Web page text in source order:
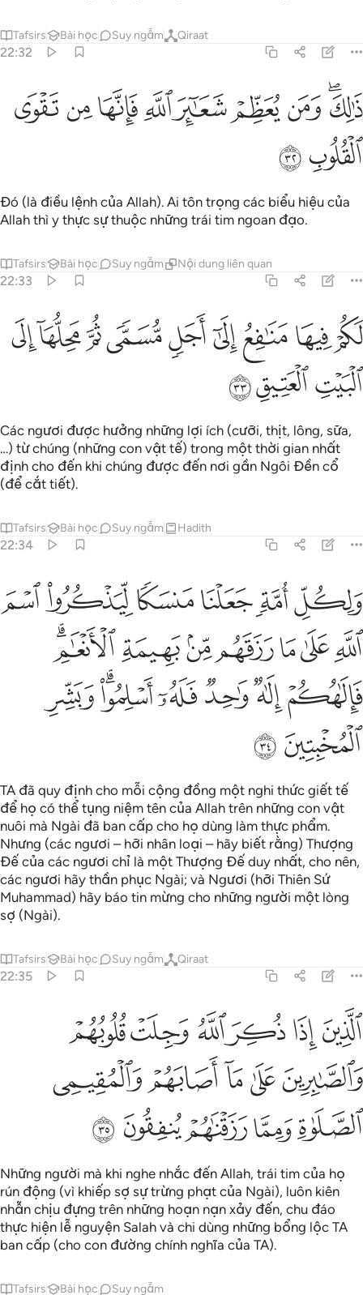
Tafsirs Bài học Suy ngẫm Qiraat
22:32
ذالك ومن يعظم شعاير الله فانها من تقوى القلوب ٣٢
ذَٰلِكَ وَمَن يُعَظِّمْ شَعَـٰٓئِرَ ٱللَّهِ فَإِنَّهَا مِن تَقْوَى ٱلْقُلُوبِ ٣٢
ﱘﱙﱚﱛﱜﱝﱞﱟﱠ
ﱡﱢ
Đó (là điều lệnh của Allah). Ai tôn trọng các biểu hiệu của
Allah thì y thực sự thuộc những trái tim ngoan đạo.
Tafsirs Bài học Suy ngẫm Nội dung liên quan
22:33
لكم فيها منافع الى اجل مسمى ثم محلها الى البيت العتيق ٣٣
لَكُمْ فِيهَا مَنَـٰفِعُ إِلَىٰٓ أَجَلٍۢ مُّسَمًّۭى ثُمَّ مَحِلُّهَآ إِلَى ٱلْبَيْتِ
ﱣﱤﱥﱦﱧﱨﱩﱪﱫ
ﱬﱭﱮ
Các ngươi được hưởng những lợi ích (cưỡi, thịt, lông, sữa,
…) từ chúng (những con vật tế) trong một thời gian nhất
định cho đến khi chúng được đến nơi gần Ngôi Đền cổ
(để cắt tiết).
Tafsirs Bài học Suy ngẫm Hadith
22:34
ولكل امة جعلنا منسكا ليذكروا اسم الله على ما رزقهم من بهيمة
وَلِكُلِّ أُمَّةٍۢ جَعَلْنَا مَنسَكًۭا لِّيَذْكُرُوا۟ ٱسْمَ ٱللَّهِ عَلَىٰ
ﱯﱰﱱﱲﱳﱴ
ﱵﱶﱷﱸﱹﱺﱻﱼ
ﱽﱾﱿﲀﲁﲂﲃ
ﲄﲅ
TA đã quy định cho mỗi cộng đồng một nghi thức giết tế
để họ có thể tụng niệm tên của Allah trên những con vật
nuôi mà Ngài đã ban cấp cho họ dùng làm thực phẩm.
Nhưng (các ngươi – hỡi nhân loại – hãy biết rằng) Thượng
Đế của các ngươi chỉ là một Thượng Đế duy nhất, cho nên,
các ngươi hãy thần phục Ngài; và Ngươi (hỡi Thiên Sứ
Muhammad) hãy báo tin mừng cho những người một lòng
sợ (Ngài).
Tafsirs Bài học Suy ngẫm Qiraat
22:35
الذين اذا ذكر الله وجلت قلوبهم والصابرين على ما اصابهم والمقيمي
ٱلَّذِينَ إِذَا ذُكِرَ ٱللَّهُ وَجِلَتْ قُلُوبُهُمْ وَٱلصَّـٰبِرِينَ عَلَىٰ مَآ أَصَابَهُمْ
ﲆﲇﲈﲉﲊﲋ
ﲌﲍﲎﲏﲐ
ﲑﲒﲓﲔ ﲕ
Những người mà khi nghe nhắc đến Allah, trái tim của họ
rún động (vì khiếp sợ sự trừng phạt của Ngài), luôn kiên
nhẫn chịu đựng trên những hoạn nạn xảy đến, chu đáo
thực hiện lễ nguyện Salah và chi dùng những bổng lộc TA
ban cấp (cho con đường chính nghĩa của TA).
Tafsirs Bài học Suy ngẫm